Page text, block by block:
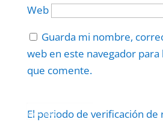
Web
Guarda mi nombre,
web en este navegador para
que comente.
El periodo de verificación de
Politica–Términos.